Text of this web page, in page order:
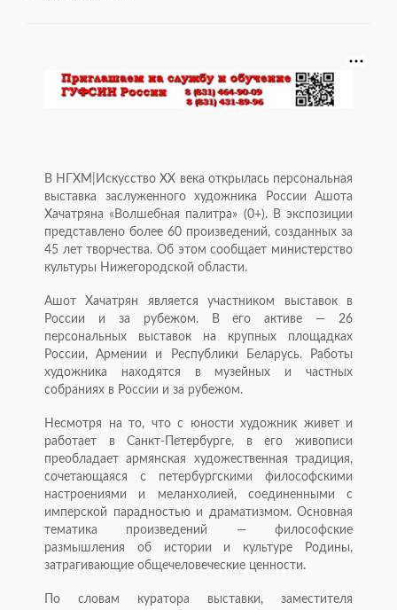
В НГХМ|Искусство ХХ века открылась персональная
выставка заслуженного художника России Ашота
Хачатряна «Волшебная палитра» (0+). В экспозиции
представлено более 60 произведений, созданных за
45 лет творчества. Об этом сообщает министерство
культуры Нижегородской области.
Ашот Хачатрян является участником выставок в
России и за рубежом. В его активе — 26
персональных выставок на крупных площадках
России, Армении и Республики Беларусь. Работы
художника находятся в музейных и частных
собраниях в России и за рубежом.
Несмотря на то, что с юности художник живет и
работает в Санкт-Петербурге, в его живописи
преобладает армянская художественная традиция,
сочетающаяся с петербургскими философскими
настроениями и меланхолией, соединенными с
имперской парадностью и драматизмом. Основная
тематика произведений — философские
размышления об истории и культуре Родины,
затрагивающие общечеловеческие ценности.
По словам куратора выставки, заместителя